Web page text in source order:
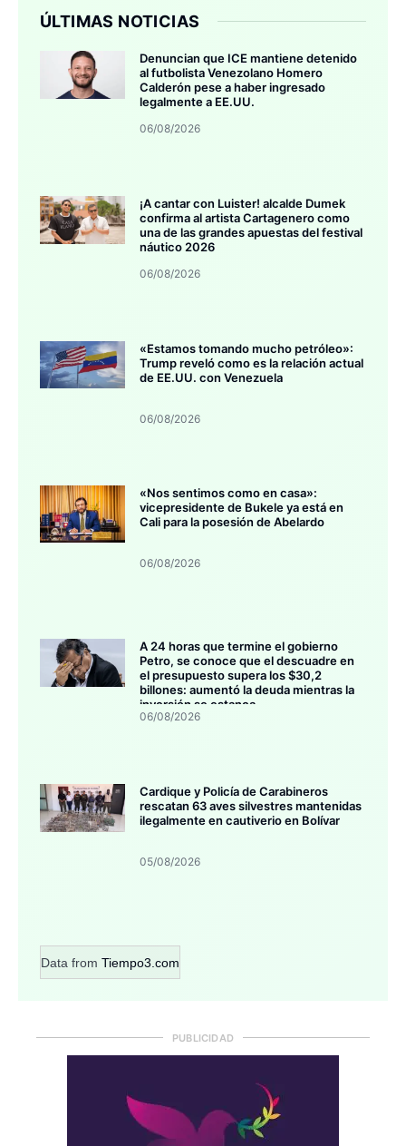
ÚLTIMAS NOTICIAS
Denuncian que ICE mantiene detenido
al futbolista Venezolano Homero
Calderón pese a haber ingresado
legalmente a EE.UU.
06/08/2026
¡A cantar con Luister! alcalde Dumek
confirma al artista Cartagenero como
una de las grandes apuestas del festival
náutico 2026
06/08/2026
«Estamos tomando mucho petróleo»:
Trump reveló como es la relación actual
de EE.UU. con Venezuela
06/08/2026
«Nos sentimos como en casa»:
vicepresidente de Bukele ya está en
Cali para la posesión de Abelardo
06/08/2026
A 24 horas que termine el gobierno
Petro, se conoce que el descuadre en
el presupuesto supera los $30,2
billones: aumentó la deuda mientras la
inversión se estanca
06/08/2026
Cardique y Policía de Carabineros
rescatan 63 aves silvestres mantenidas
ilegalmente en cautiverio en Bolívar
05/08/2026
Data from Tiempo3.com
PUBLICIDAD